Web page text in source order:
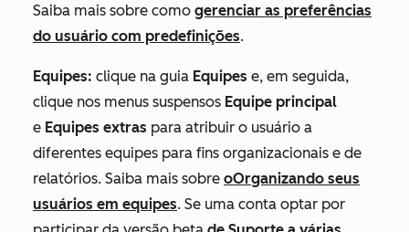
Saiba mais sobre como gerenciar as preferências
do usuário com predefinições.
Equipes: clique na guia Equipes e, em seguida,
clique nos menus suspensos Equipe principal
e Equipes extras para atribuir o usuário a
diferentes equipes para fins organizacionais e de
relatórios. Saiba mais sobre oOrganizando seus
usuários em equipes. Se uma conta optar por